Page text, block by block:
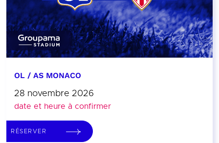
OL / AS MONACO
28 novembre 2026
date et heure à confirmer
RÉSERVER